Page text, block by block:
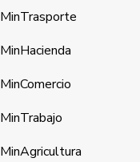
MinTrasporte
MinHacienda
MinComercio
MinTrabajo
MinAgricultura